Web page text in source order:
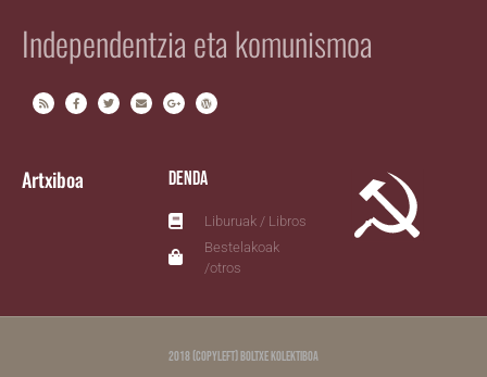
Independentzia eta komunismoa
Artxiboa Denda
Liburuak / Libros
Bestelakoak
/otros
2018 (copyleft) Boltxe Kolektiboa